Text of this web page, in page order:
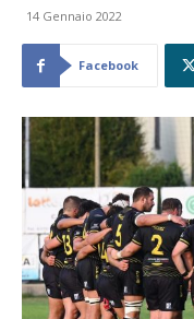
14 Gennaio 2022
Facebook